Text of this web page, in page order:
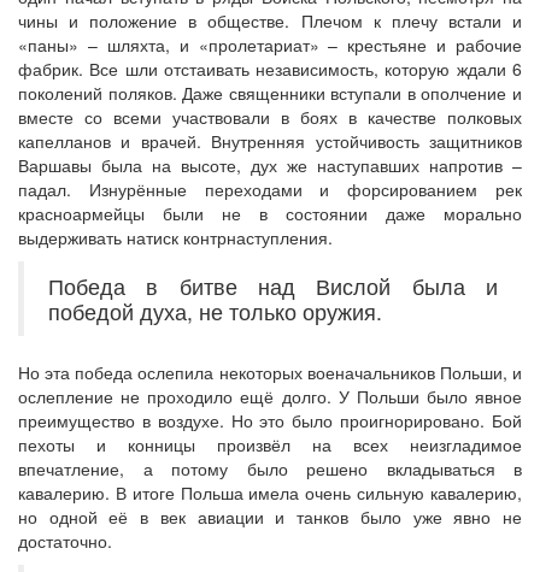
чины и положение в обществе. Плечом к плечу встали и
«паны» – шляхта, и «пролетариат» – крестьяне и рабочие
фабрик. Все шли отстаивать независимость, которую ждали 6
поколений поляков. Даже священники вступали в ополчение и
вместе со всеми участвовали в боях в качестве полковых
капелланов и врачей. Внутренняя устойчивость защитников
Варшавы была на высоте, дух же наступавших напротив –
падал. Изнурённые переходами и форсированием рек
красноармейцы были не в состоянии даже морально
выдерживать натиск контрнаступления.
Победа в битве над Вислой была и
победой духа, не только оружия.
Но эта победа ослепила некоторых военачальников Польши, и
ослепление не проходило ещё долго. У Польши было явное
преимущество в воздухе. Но это было проигнорировано. Бой
пехоты и конницы произвёл на всех неизгладимое
впечатление, а потому было решено вкладываться в
кавалерию. В итоге Польша имела очень сильную кавалерию,
но одной её в век авиации и танков было уже явно не
достаточно.